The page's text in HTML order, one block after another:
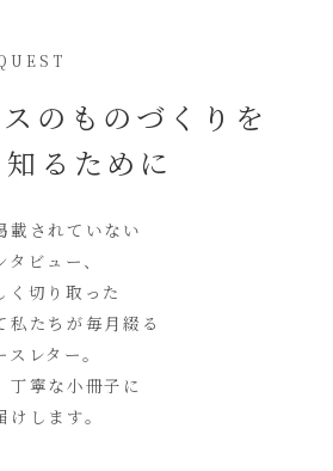
の ものづくりを
るために
載されていない
ビュー、
く切り取った
私たちが毎月綴る
レター。
丁寧な小冊子に
します。